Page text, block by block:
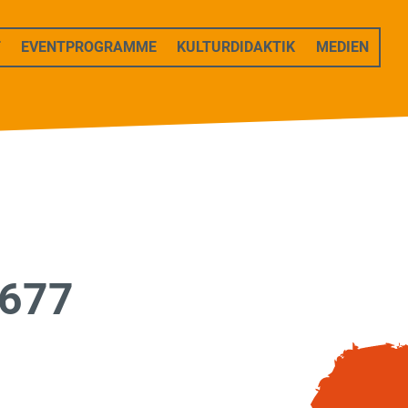
EVENTPROGRAMME KULTURDIDAKTIK MEDIEN